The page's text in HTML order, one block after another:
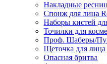
Накладные
Спонж для лица
Наборы кистей
Точилки для
Проф. Шаберы/
Щеточка для лица
Опасная бритва